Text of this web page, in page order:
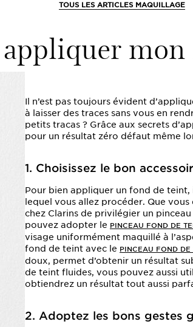
TOUS LES ARTICLES MAQUILLAGE
Il n’est pas toujours évident
à laisser des traces sans vous en
petits tracas ? Grâce aux secrets
pour un résultat zéro défaut même
1. Choisissez le bon
Pour bien appliquer un fond de teint,
lequel vous allez procéder. Que
chez Clarins de privilégier un
pouvez adopter le PINCEAU FOND DE
visage uniformément maquillé à
fond de teint avec le PINCEAU FOND DE
doux, permet d’obtenir un résultat
de teint fluides, vous pouvez aussi
obtiendrez un résultat tout aussi
2. Adoptez les bons gestes